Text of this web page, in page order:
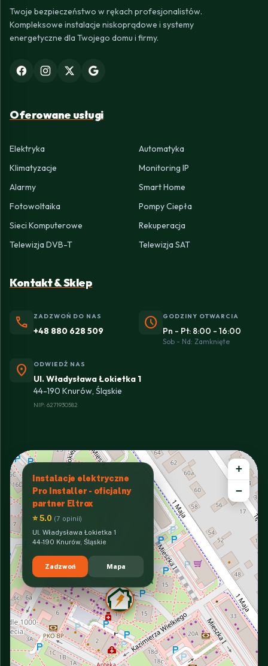
Twoje bezpieczeństwo w rękach profesjonalistów.
Kompleksowe instalacje niskoprądowe i systemy
energetyczne dla Twojego domu i firmy.
Oferowane usługi
Elektryka
Automatyka
Klimatyzacje
Monitoring IP
Alarmy
Smart Home
Fotowoltaika
Pompy Ciepła
Sieci Komputerowe
Rekuperacja
Telewizja DVB-T
Telewizja SAT
Kontakt & Sklep
phone ZADZWOŃ DO NAS
+48 880 628 509 schedule GODZINY OTWARCIA
Pn - Pt: 8:00 - 16:00
Sob - Nd: Zamknięte
location_on ODWIEDŹ NAS
Ul. Władysława Łokietka 1
44-190 Knurów, Śląskie
NIP: 6271930582
Instalacje elektryczne
Pro Installer - oficjalny
partner Eltrox
⭐ 5.0 (7 opinii)
Ul. Władysława Łokietka 1
44-190 Knurów, Śląskie
Zadzwoń Mapa
+
−